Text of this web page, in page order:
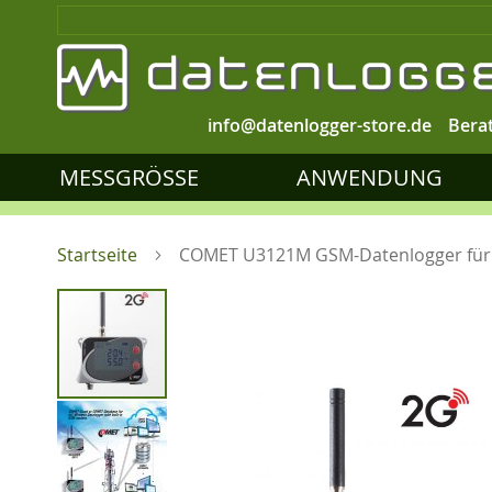
info@datenlogger-store.de
MESSGRÖSSE ANWENDUNG
Startseite COMET U3121M GSM-Datenlogger
Zum
der
Bildgalerie
springen